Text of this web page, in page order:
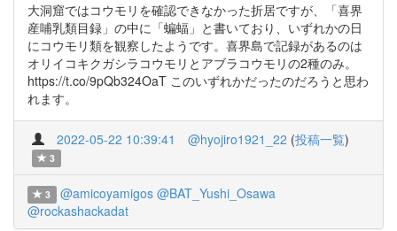
大洞窟ではコウモリを確認できなかった折居ですが、「喜界
産哺乳類目録」の中に「蝙蝠」と書いており、いずれかの日
にコウモリ類を観察したようです。喜界島で記録があるのは
オリイコキクガシラコウモリとアブラコウモリの2種のみ。
https://t.co/9pQb324OaT このいずれかだったのだろうと思わ
れます。
2022-05-22 10:39:41 @hyojiro1921_22 (投稿一覧)
3
3 @amicoyamigos @BAT_Yushi_Osawa
@rockashackadat